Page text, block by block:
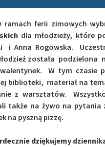
ramach ferii zimowych
dla młodzieży, które
i Anna Rogowska.
została podzielona
W tym czasie
biblioteki, materiał na
z warsztatów.
także na żywo na pytania
na pyszną pizzę.
dziękujemy